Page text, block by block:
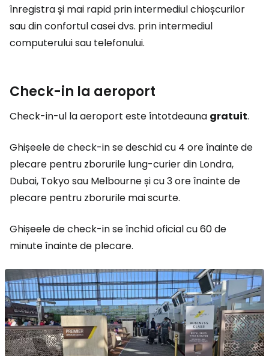
înregistra și mai rapid prin intermediul chioșcurilor
sau din confortul casei dvs. prin intermediul
computerului sau telefonului.
Check-in la aeroport
Check-in-ul la aeroport este întotdeauna gratuit.
Ghișeele de check-in se deschid cu 4 ore înainte de
plecare pentru zborurile lung-curier din Londra,
Dubai, Tokyo sau Melbourne și cu 3 ore înainte de
plecare pentru zborurile mai scurte.
Ghișeele de check-in se închid oficial cu 60 de
minute înainte de plecare.